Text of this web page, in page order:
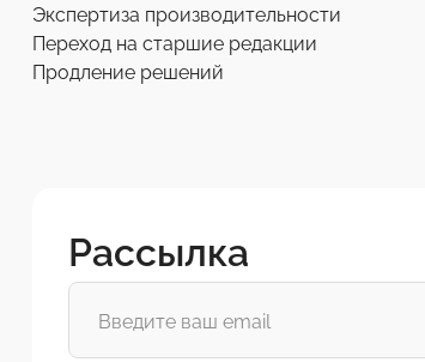
Экспертиза производительности
Переход на старшие редакции
Продление решений
Рассылка